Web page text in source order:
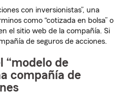
con inversionistas”, una
como “cotizada en bolsa” o
el sitio web de la compañía. Si
de seguros de acciones.
“modelo de
compañía de